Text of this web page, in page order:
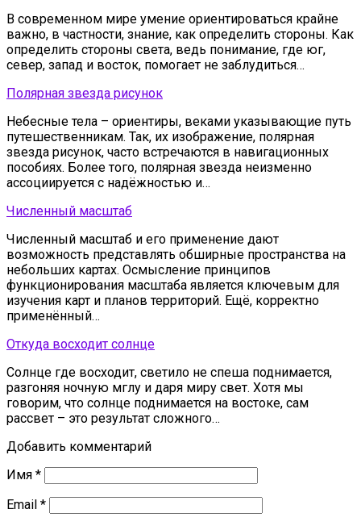
В современном мире умение ориентироваться крайне
важно, в частности, знание, как определить стороны. Как
определить стороны света, ведь понимание, где юг,
север, запад и восток, помогает не заблудиться…
Полярная звезда рисунок
Небесные тела – ориентиры, веками указывающие путь
путешественникам. Так, их изображение, полярная
звезда рисунок, часто встречаются в навигационных
пособиях. Более того, полярная звезда неизменно
ассоциируется с надёжностью и…
Численный масштаб
Численный масштаб и его применение дают
возможность представлять обширные пространства на
небольших картах. Осмысление принципов
функционирования масштаба является ключевым для
изучения карт и планов территорий. Ещё, корректно
применённый…
Откуда восходит солнце
Солнце где восходит, светило не спеша поднимается,
разгоняя ночную мглу и даря миру свет. Хотя мы
говорим, что солнце поднимается на востоке, сам
рассвет – это результат сложного…
Добавить комментарий
Имя *
Email *